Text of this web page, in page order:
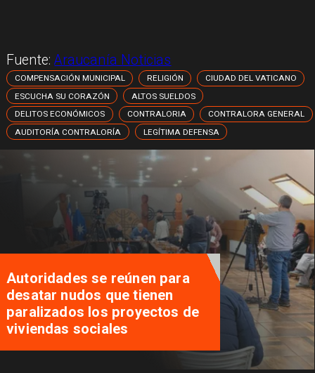
Fuente:Araucanía Noticias
COMPENSACIÓN MUNICIPAL RELIGIÓN
CIUDAD DEL VATICANO
ESCUCHA SU CORAZÓN
ALTOS SUELDOS
DELITOS ECONÓMICOS
CONTRALORIA
CONTRALORA GENERAL
AUDITORÍA CONTRALORÍA
LEGÍTIMA DEFENSA
Autoridades se reúnen para
desatar nudos que tienen
paralizados los proyectos de
viviendas sociales